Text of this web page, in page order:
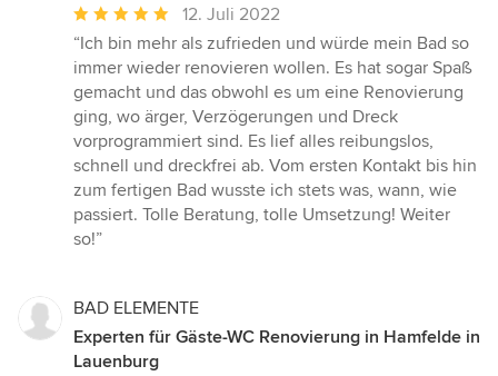
Durchschnittliche
Bewertung:
5
von
5
Sternen
12. Juli 2022
“Ich bin mehr als zufrieden und würde mein Bad so
immer wieder renovieren wollen. Es hat sogar Spaß
gemacht und das obwohl es um eine Renovierung
ging, wo ärger, Verzögerungen und Dreck
vorprogrammiert sind. Es lief alles reibungslos,
schnell und dreckfrei ab. Vom ersten Kontakt bis hin
zum fertigen Bad wusste ich stets was, wann, wie
passiert. Tolle Beratung, tolle Umsetzung! Weiter
so!”
BAD ELEMENTE
Experten für Gäste-WC Renovierung in Hamfelde in
Lauenburg